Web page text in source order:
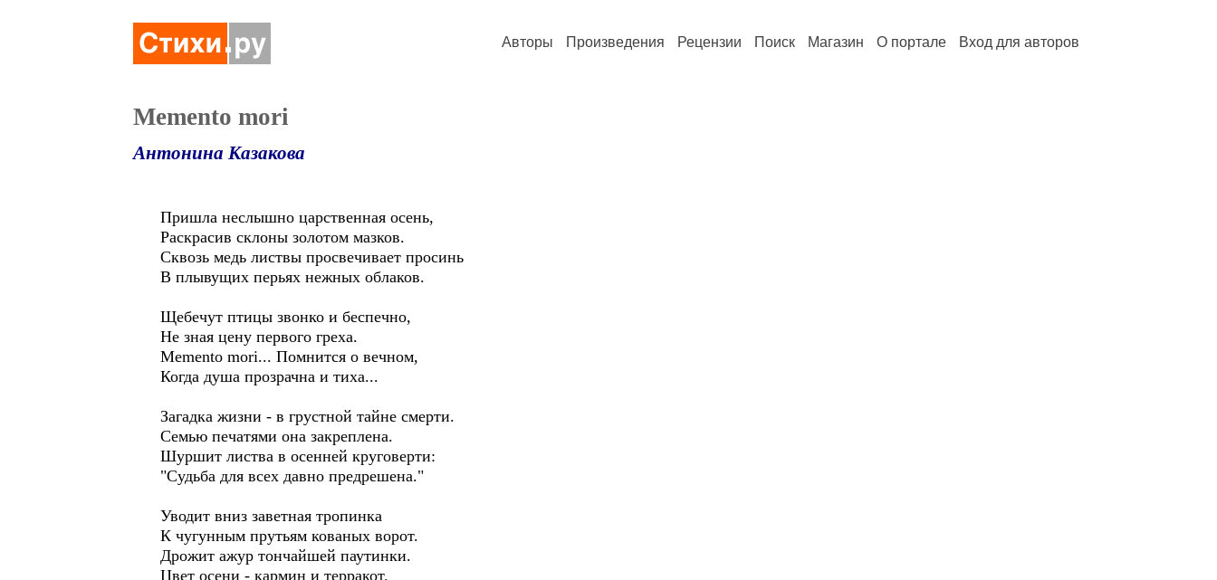
Авторы Произведения Рецензии Поиск Магазин О портале Вход для авторов
Memento mori
Антонина Казакова
Пришла неслышно царственная осень,
Раскрасив склоны золотом мазков.
Сквозь медь листвы просвечивает просинь
В плывущих перьях нежных облаков.
Щебечут птицы звонко и беспечно,
Не зная цену первого греха.
Memento mori... Помнится о вечном,
Когда душа прозрачна и тиха...
Загадка жизни - в грустной тайне смерти.
Семью печатями она закреплена.
Шуршит листва в осенней круговерти:
"Судьба для всех давно предрешена."
Уводит вниз заветная тропинка
К чугунным прутьям кованых ворот.
Дрожит ажур тончайшей паутинки.
Цвет осени - кармин и терракот.